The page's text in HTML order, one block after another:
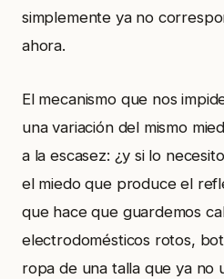
simplemente ya no
ahora.
El mecanismo que nos
una variación del mismo
a la escasez: ¿y si lo
el miedo que produce el
que hace que guardemos
electrodomésticos rotos,
ropa de una talla que ya no